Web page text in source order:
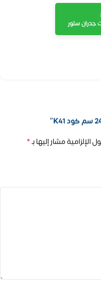
جدران ستور
الإلزامية مشار إليها بـ*